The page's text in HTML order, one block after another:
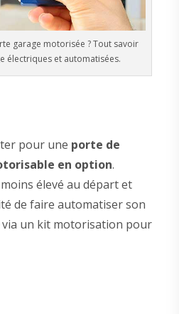
garage motorisée ? Tout savoir
électriques et automatisées.
pour une porte de
en option.
élevé au départ et
de faire automatiser son
un kit motorisation pour